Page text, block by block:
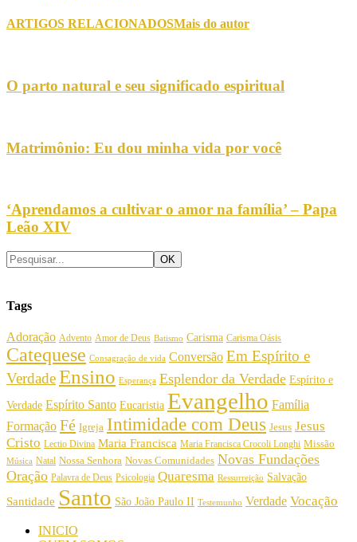
ARTIGOS RELACIONADOSMais do autor
O parto natural e seu significado espiritual
Matrimônio: Eu dou minha vida por você
‘Aprendamos a cultivar o amor na família’ – Papa
Leão XIV
Tags
Adoração Advento Amor de Deus Batismo Carisma Carisma Oásis
Catequese Consagração de vida Conversão Em Espírito e
VerdadeEnsino Esperança Esplendor da Verdade Espírito e
Verdade Espírito Santo Eucaristia Evangelho Família
Formação Fé Igreja Intimidade com Deus Jesus Jesus
Cristo Lectio Divina Maria Francisca Maria Francisca Crocoli Longhi Missão
Música Natal Nossa Senhora Novas Comunidades Novas Fundações
Oração Palavra de Deus Psicologia Quaresma Ressurreição Salvação
Santidade Santo São João Paulo II Testemunho Verdade Vocação
INICIO